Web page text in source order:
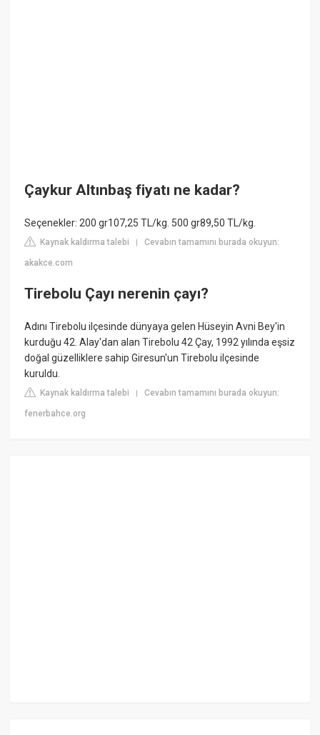
Çaykur Altınbaş fiyatı ne kadar?
Seçenekler: 200 gr107,25 TL/kg. 500 gr89,50 TL/kg.
Kaynak kaldırma talebi |Cevabın tamamını burada okuyun:
akakce.com
Tirebolu Çayı nerenin çayı?
Adını Tirebolu ilçesinde dünyaya gelen Hüseyin Avni Bey'in
kurduğu 42. Alay'dan alan Tirebolu 42 Çay, 1992 yılında eşsiz
doğal güzelliklere sahip Giresun'un Tirebolu ilçesinde
kuruldu.
Kaynak kaldırma talebi |Cevabın tamamını burada okuyun:
fenerbahce.org